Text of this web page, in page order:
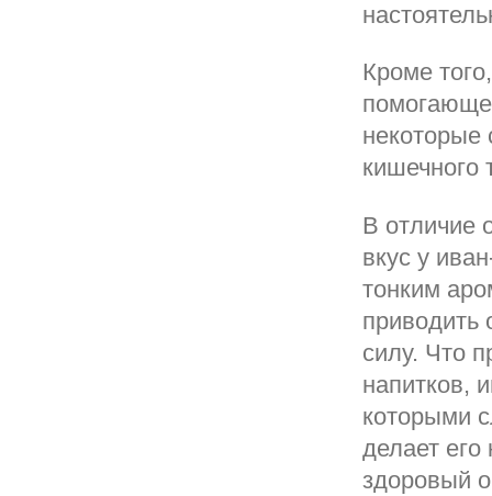
Кроме
некоторые
кишечного
В отличие
вкус у
тонким
приводить
силу. Что
напитков,
которыми
делает
здоровый